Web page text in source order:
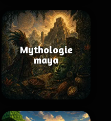
Mythologie
maya